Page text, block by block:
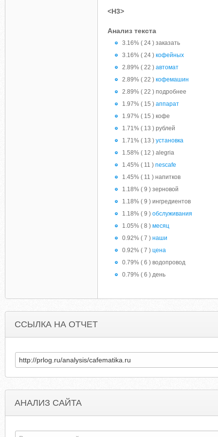
<H3>
Анализ текста
3.16% ( 24 ) заказать
3.16% ( 24 ) кофейных
2.89% ( 22 ) автомат
2.89% ( 22 ) кофемашин
2.89% ( 22 ) подробнее
1.97% ( 15 ) аппарат
1.97% ( 15 ) кофе
1.71% ( 13 ) рублей
1.71% ( 13 ) установка
1.58% ( 12 ) alegria
1.45% ( 11 ) nescafe
1.45% ( 11 ) напитков
1.18% ( 9 ) зерновой
1.18% ( 9 ) ингредиентов
1.18% ( 9 ) обслуживания
1.05% ( 8 ) месяц
0.92% ( 7 ) наши
0.92% ( 7 ) цена
0.79% ( 6 ) водопровод
0.79% ( 6 ) день
ССЫЛКА НА ОТЧЕТ
АНАЛИЗ САЙТА